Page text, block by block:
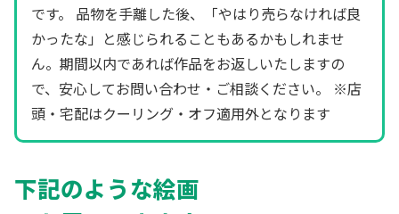
です。 品物を手離した後、「やはり売らなければ良
かったな」と感じられることもあるかもしれませ
ん。期間以内であれば作品をお返しいたしますの
で、安心してお問い合わせ・ご相談ください。 ※店
頭・宅配はクーリング・オフ適用外となります
下記のような絵画